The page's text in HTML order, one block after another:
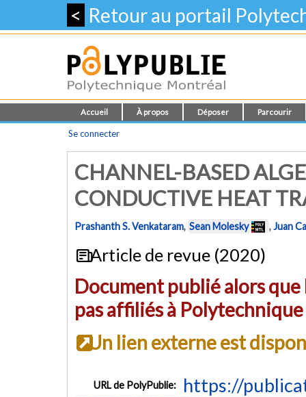
< Retour au portail
Accueil À propos Déposer Parcourir
Se connecter
CHANNEL-BASED
CONDUCTIVE HEAT
Prashanth S. Venkataram, Sean Molesky ,Juan
Article de revue (2020)
Document publié alors
pas affiliés à
Un lien externe est
URL de PolyPublie: https://